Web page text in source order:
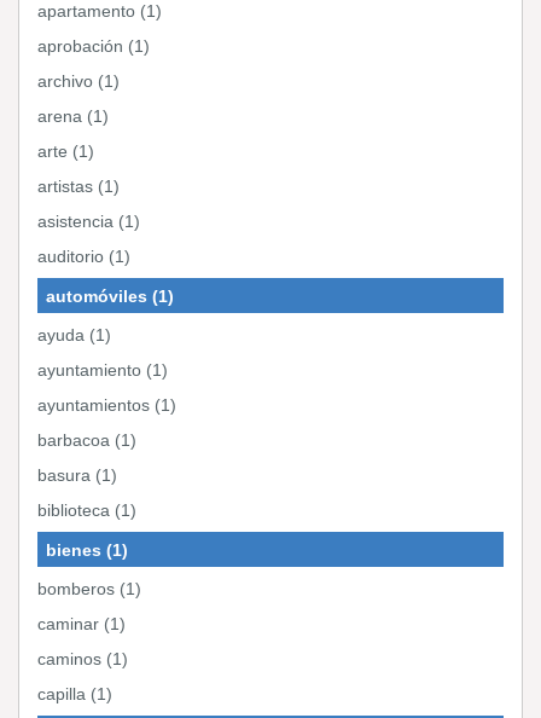
apartamento (1)
aprobación (1)
archivo (1)
arena (1)
arte (1)
artistas (1)
asistencia (1)
auditorio (1)
automóviles (1)
ayuda (1)
ayuntamiento (1)
ayuntamientos (1)
barbacoa (1)
basura (1)
biblioteca (1)
bienes (1)
bomberos (1)
caminar (1)
caminos (1)
capilla (1)